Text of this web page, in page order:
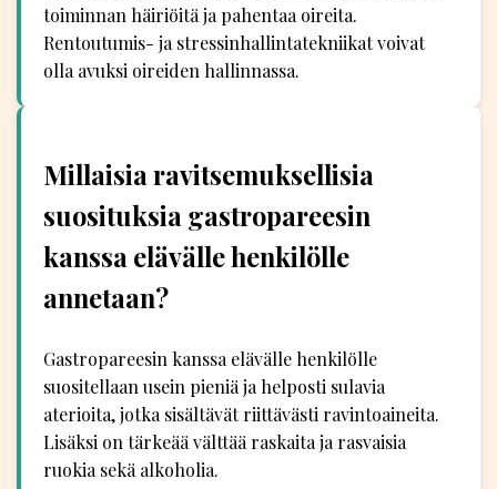
toiminnan häiriöitä ja pahentaa oireita.
Rentoutumis- ja stressinhallintatekniikat voivat
olla avuksi oireiden hallinnassa.
Millaisia ravitsemuksellisia
suosituksia gastropareesin
kanssa elävälle henkilölle
annetaan?
Gastropareesin kanssa elävälle henkilölle
suositellaan usein pieniä ja helposti sulavia
aterioita, jotka sisältävät riittävästi ravintoaineita.
Lisäksi on tärkeää välttää raskaita ja rasvaisia
ruokia sekä alkoholia.